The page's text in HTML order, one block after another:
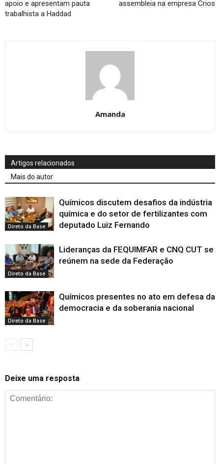
apoio e apresentam pauta
trabalhista a Haddad
assembleia na empresa Crios
Amanda
Artigos relacionados
Mais do autor
Direto da Base
Químicos discutem desafios da indústria
química e do setor de fertilizantes com
deputado Luiz Fernando
Direto da Base
Lideranças da FEQUIMFAR e CNQ CUT se
reúnem na sede da Federação
Direto da Base
Químicos presentes no ato em defesa da
democracia e da soberania nacional
Deixe uma resposta